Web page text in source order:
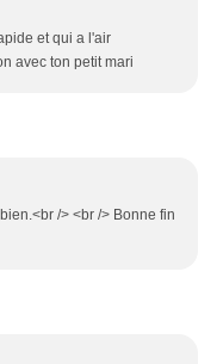
et qui a l'air
avec ton petit mari
/> <br /> Bonne fin